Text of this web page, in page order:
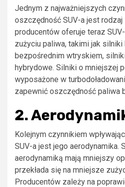
Jednym z najważniejszych
oszczędność SUV-a jest rodzaj
producentów oferuje teraz
zużyciu paliwa, takimi jak
bezpośrednim wtryskiem,
hybrydowe. Silniki o mniejszej
wyposażone w
zapewnić oszczędność paliwa
2.
Kolejnym czynnikiem
SUV-a jest jego aerodynamika.
aerodynamiką mają mniejszy
przekłada się na mniejsze
Producentów zależy na